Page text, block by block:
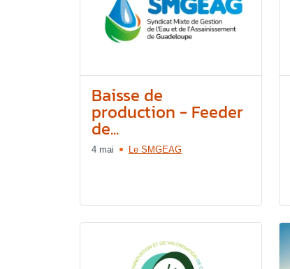
Baisse de
production - Feeder
de...
4 mai Le SMGEAG